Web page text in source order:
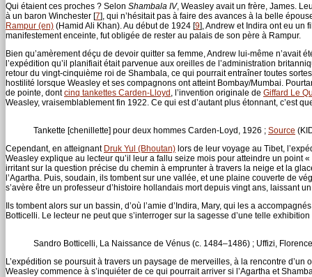
Qui étaient ces proches ? Selon Shambala IV, Weasley avait un frère, James.
à un baron Winchester [7] , qui n’hésitait pas à faire des avances à la belle
Rampur (en) (Hamid Ali Khan). Au début de 1924 [9] , Andrew et Indira ont eu un
manifestement enceinte, fut obligée de rester au palais de son père à Rampur.
Bien qu’amèrement déçu de devoir quitter sa femme, Andrew lui-même n’avait
l’expédition qu’il planifiait était parvenue aux oreilles de l’administration
retour du vingt-cinquième roi de Shambala, ce qui pourrait entraîner toutes
hostilité lorsque Weasley et ses compagnons ont atteint Bombay/Mumbai.
de pointe, dontcinq tankettes Carden-Lloyd , l’invention originale de Giffard Le
Weasley, vraisemblablement fin 1922. Ce qui est d’autant plus étonnant, c’est
Tankette [chenillette] pour deux hommes Carden-Loyd, 1926 ; Source
Cependant, en atteignant Druk Yul (Bhoutan) lors de leur voyage au Tibet,
Weasley explique au lecteur qu’il leur a fallu seize mois pour atteindre un point
irritant sur la question précise du chemin à emprunter à travers la neige et la
l’Agartha. Puis, soudain, ils tombent sur une vallée, et une plaine couverte de
s’avère être un professeur d’histoire hollandais mort depuis vingt ans, laissant
Ils tombent alors sur un bassin, d’où l’amie d’Indira, Mary, qui les a
Botticelli. Le lecteur ne peut que s’interroger sur la sagesse d’une telle
Sandro Botticelli, La Naissance de Vénus (c. 1484–1486) ; Uffizi,
L’expédition se poursuit à travers un paysage de merveilles, à la rencontre
Weasley commence à s’inquiéter de ce qui pourrait arriver si l’Agartha et